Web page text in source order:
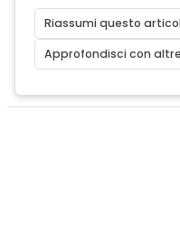
Riassumi questo
Approfondisci con